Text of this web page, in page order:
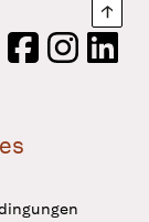
FacebookInstagram